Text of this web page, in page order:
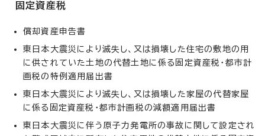
固定資産税
償却資産申告書
東日本大震災により滅失し、又は損壊した住宅の敷地の用
に供されていた土地の代替土地に係る固定資産税・都市計
画税の特例適用届出書
東日本大震災により滅失し、又は損壊した家屋の代替家屋
に係る固定資産税・都市計画税の減額適用届出書
東日本大震災に伴う原子力発電所の事故に関して設定され